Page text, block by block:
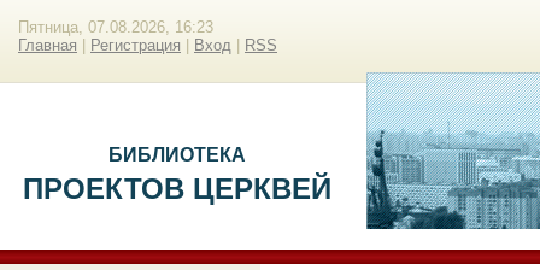
Пятница, 07.08.2026, 16:23
Главная
Регистрация Вход RSS
БИБЛИОТЕКА
ПРОЕКТОВ ЦЕРКВЕЙ